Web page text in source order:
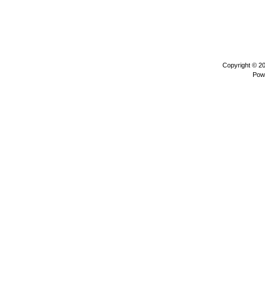
Copyright ©